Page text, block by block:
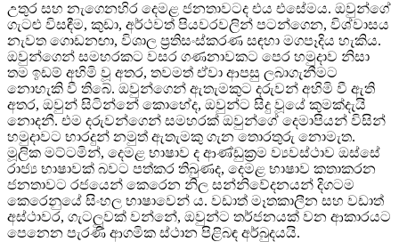
උතුර සහ නැගෙනහිර දෙමළ ජනතාවටද එය එසේමය. ඔවුන්ගේ
ගැටළු විසඳීම, කුඩා, අර්ථවත් පියවරවලින් පටන්ගෙන, විශ්වාසය
නැවත ගොඩනඟා, විශාල ප්‍රතිසංස්කරණ සඳහා මගපෑදිය හැකිය.
ඔවුන්ගෙන් සමහරකට වසර ගණනාවකට පෙර හමුදාව නිසා
තම ඉඩම් අහිමි වූ අතර, තවමත් ඒවා ආපසු ලබාගැනීමට
නොහැකි වී තිබේ. ඔවුන්ගෙන් ඇතැමකුට දරුවන් අහිමි වී ඇති
අතර, ඔවුන් සිටින්නේ කොහේද, ඔවුන්ට සිදු වූයේ කුමක්දැයි
නොදනී. එම දරුවන්ගෙන් සමහරක් ඔවුන්ගේ දෙමාපියන් විසින්
හමුදාවට භාරදුන් නමුත් ඇතැමකු ගැන තොරතුරු නොමැත.
මූලික මට්ටමින්, දෙමළ භාෂාව ද ආණ්ඩුක්‍රම ව්‍යවස්ථාව ඔස්සේ
රාජ්‍ය භාෂාවක් බවට පත්කර තිබුණද, දෙමළ භාෂාව කතාකරන
ජනතාවට රජයෙන් කෙරෙන නිල සන්නිවේදනයන් දිගටම
කෙරෙනුයේ සිංහල භාෂාවෙන් ය. වඩාත් මෑතකාලීන සහ වඩාත්
අස්ථාවර, ගැටලුවක් වන්නේ, ඔවුන්ට තර්ජනයක් වන ආකාරයට
පෙනෙන පැරණි ආගමික ස්ථාන පිළිබඳ අර්බුදයයි.